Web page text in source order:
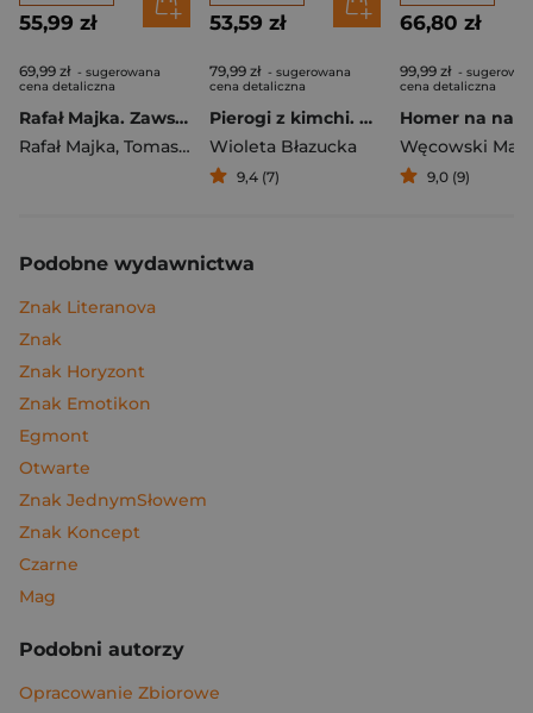
55,99 zł
69,99 zł - sugerowana
cena detaliczna
Rafał Majka. Zawsze z przodu. Rozmawia Tomasz Kalemba - książka z autografem
Rafał Majka, Tomasz Kalemba
53,59 zł
79,99 zł - sugerowana
cena detaliczna
Pierogi z kimchi. Moje ulubione azjatyckie przepisy
Wioleta Błazucka
9,4 (7)
66,80 zł
99,99 zł -
cena detaliczna
Węcowski
9,0 (9)
Podobne wydawnictwa
Znak Literanova
Znak
Znak Horyzont
Znak Emotikon
Egmont
Otwarte
Znak JednymSłowem
Znak Koncept
Czarne
Mag
Podobni autorzy
Opracowanie Zbiorowe